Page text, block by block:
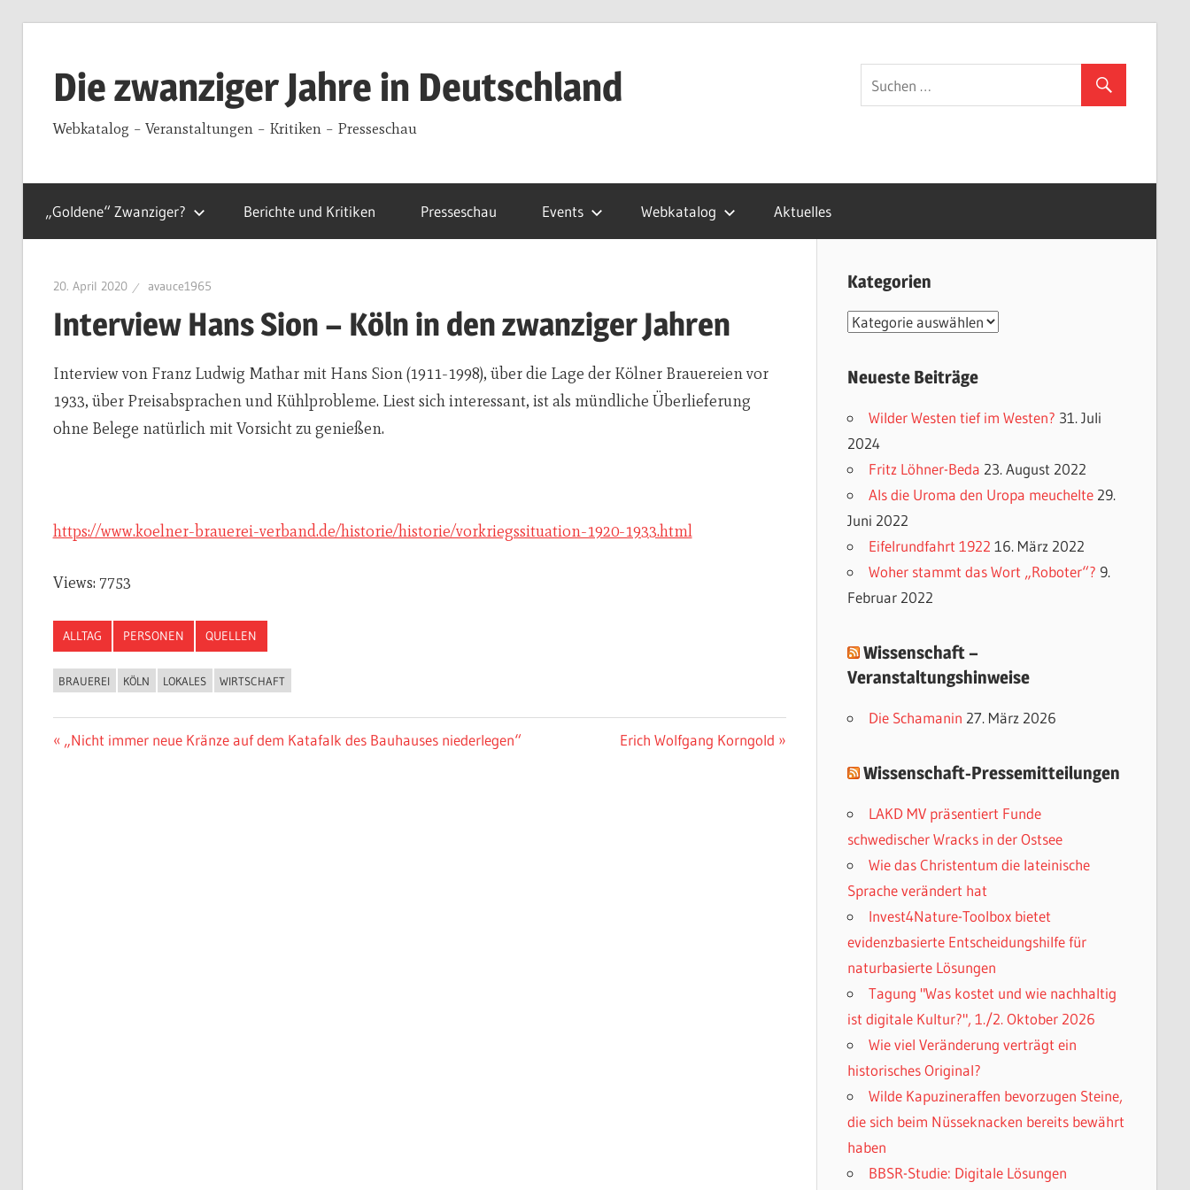
springenDie zwanziger Jahre in Deutschland
Webkatalog – Veranstaltungen – Kritiken – Presseschau
„Goldene“ Zwanziger? Berichte und Kritiken Presseschau Events Webkatalog Aktuelles
20. April 2020 avauce1965
Interview Hans Sion – Köln in den zwanziger Jahren
Interview von Franz Ludwig Mathar mit Hans Sion (1911-1998), über die Lage der Kölner Brauereien vor
1933, über Preisabsprachen und Kühlprobleme. Liest sich interessant, ist als mündliche Überlieferung
ohne Belege natürlich mit Vorsicht zu genießen.
https://www.koelner-brauerei-verband.de/historie/historie/vorkriegssituation-1920-1933.html
Views: 7753
ALLTAG PERSONEN QUELLEN
BRAUEREI KÖLN LOKALES WIRTSCHAFT
Vorheriger
„Nicht immer neue Kränze auf dem Katafalk des Bauhauses niederlegen“
Nächster
Erich Wolfgang Korngold
Kategorien
K
t
g
o
r
i
e
n
Neueste Beiträge
Wilder Westen tief im Westen? 31. Juli
2024
Fritz Löhner-Beda 23. August 2022
Als die Uroma den Uropa meuchelte 29.
Juni 2022
Eifelrundfahrt 1922 16. März 2022
Woher stammt das Wort „Roboter“? 9.
Februar 2022
Wissenschaft –
Veranstaltungshinweise
Die Schamanin 27. März 2026
Wissenschaft-Pressemitteilungen
LAKD MV präsentiert Funde
schwedischer Wracks in der Ostsee
Wie das Christentum die lateinische
Sprache verändert hat
Invest4Nature-Toolbox bietet
evidenzbasierte Entscheidungshilfe für
naturbasierte Lösungen
Tagung "Was kostet und wie nachhaltig
ist digitale Kultur?", 1./2. Oktober 2026
Wie viel Veränderung verträgt ein
historisches Original?
Wilde Kapuzineraffen bevorzugen Steine,
die sich beim Nüsseknacken bereits bewährt
haben
BBSR-Studie: Digitale Lösungen